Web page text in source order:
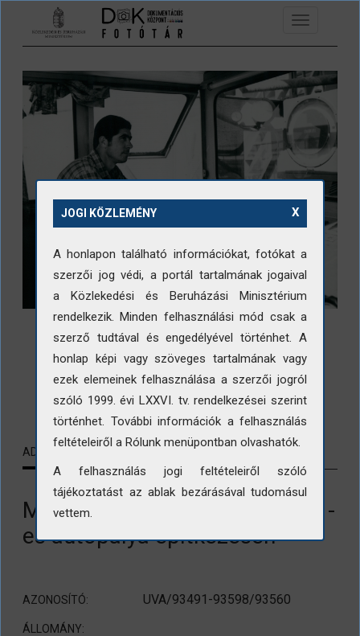
Ugrás a tartalomra
Toggle
navigation
ADATLAP KAPCSOLÓDÓ TARTALMAK
Munkagép irányítópultja az M1-
es autópálya építkezésén
AZONOSÍTÓ: UVA/93491-93598/93560
ÁLLOMÁNY:
X
JOGI KÖZLEMÉNY
A honlapon található információkat, fotókat a
szerzői jog védi, a portál tartalmának jogaival
a Közlekedési és Beruházási Minisztérium
rendelkezik. Minden felhasználási mód csak a
szerző tudtával és engedélyével történhet. A
honlap képi vagy szöveges tartalmának vagy
ezek elemeinek felhasználása a szerzői jogról
szóló 1999. évi LXXVI. tv. rendelkezései szerint
történhet. További információk a felhasználás
feltételeiről a Rólunk menüpontban olvashatók.
A felhasználás jogi feltételeiről szóló
tájékoztatást az ablak bezárásával tudomásul
vettem.